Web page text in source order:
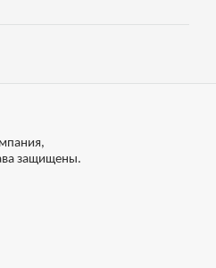
защищены.